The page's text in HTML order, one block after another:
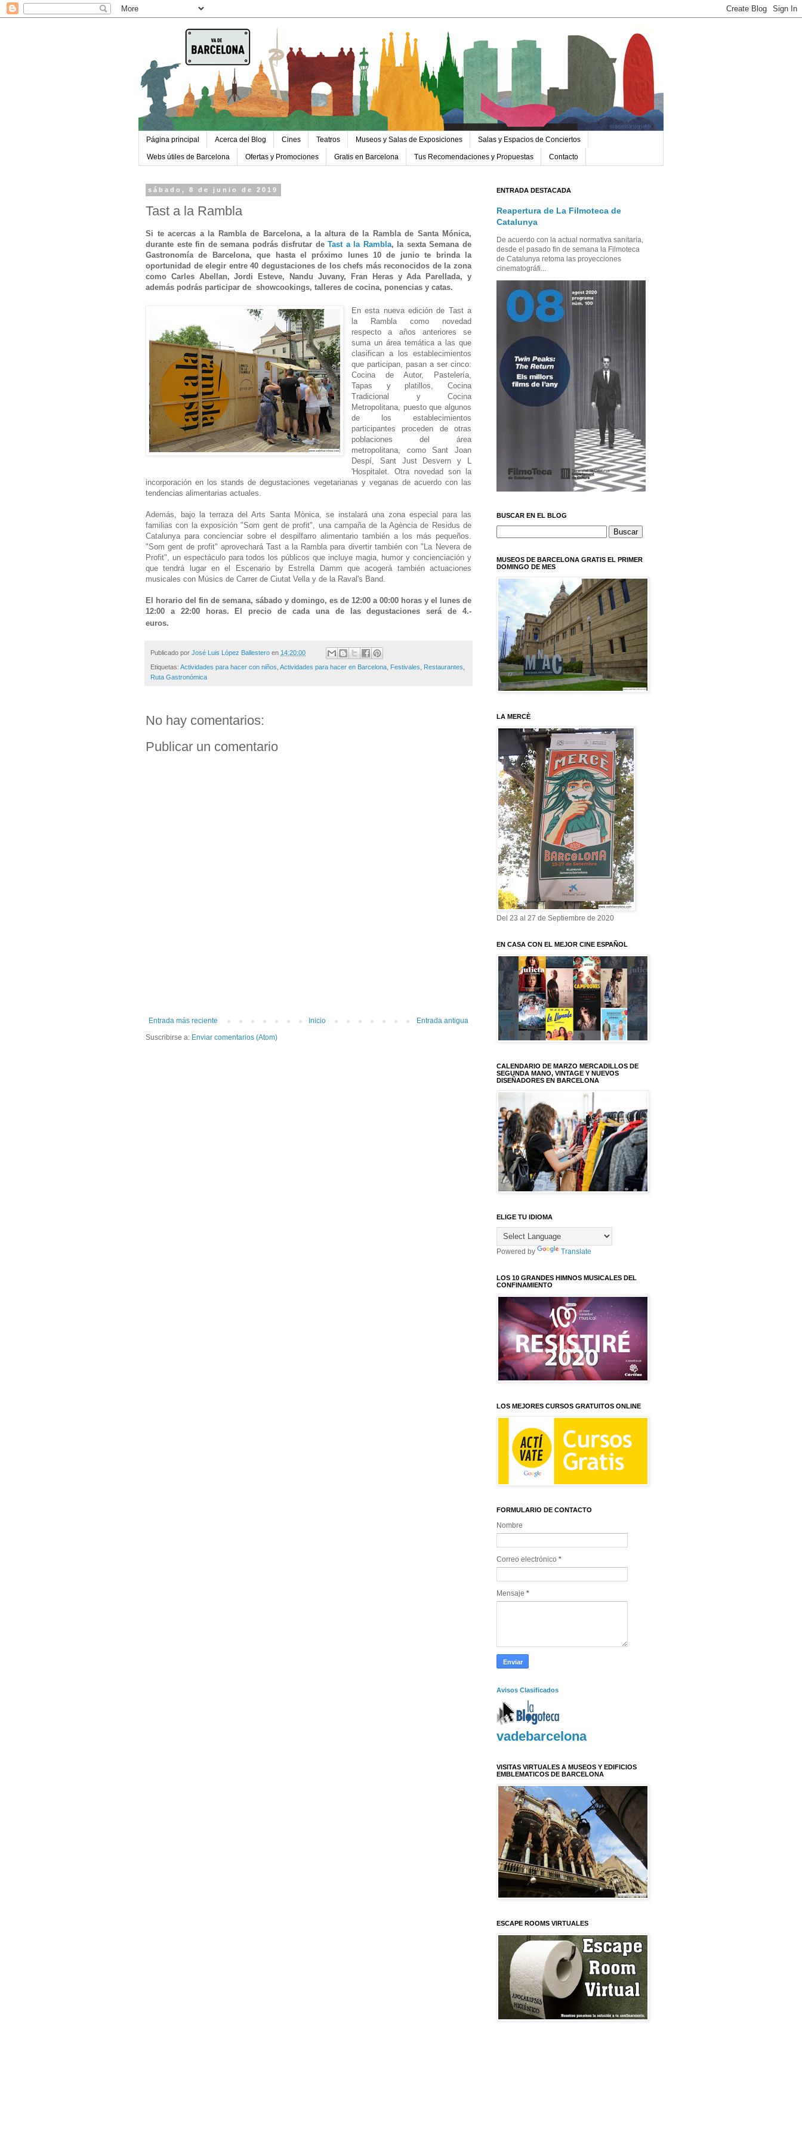
Página principal Acerca del Blog Cines Teatros Museos y Salas de Exposiciones Salas y Espacios de Conciertos
Webs útiles de Barcelona Ofertas y Promociones Gratis en Barcelona Tus Recomendaciones y Propuestas Contacto
sábado, 8 de junio de 2019
Tast a la Rambla
Si te acercas a la Rambla de Barcelona, a la altura de la Rambla de Santa Mónica,
durante este fin de semana podrás disfrutar deTast a la Rambla, la sexta Semana de
Gastronomía de Barcelona, que hasta el próximo lunes 10 de junio te brinda la
oportunidad de elegir entre 40 degustaciones de los chefs más reconocidos de la zona
como Carles Abellan, Jordi Esteve, Nandu Juvany, Fran Heras y Ada Parellada, y
además podrás participar de showcookings, talleres de cocina, ponencias y catas.
En esta nueva edición de Tast a
la Rambla como novedad
respecto a años anteriores se
suma un área temática a las que
clasifican a los establecimientos
que participan, pasan a ser cinco:
Cocina de Autor, Pastelería,
Tapas y platillos, Cocina
Tradicional y Cocina
Metropolitana, puesto que algunos
de los establecimientos
participantes proceden de otras
poblaciones del área
metropolitana, como Sant Joan
Despí, Sant Just Desvern y L
'Hospitalet. Otra novedad son la
incorporación en los stands de degustaciones vegetarianas y veganas de acuerdo con las
tendencias alimentarias actuales.
Además, bajo la terraza del Arts Santa Mònica, se instalará una zona especial para las
familias con la exposición "Som gent de profit", una campaña de la Agència de Residus de
Catalunya para concienciar sobre el despilfarro alimentario también a los más pequeños.
"Som gent de profit" aprovechará Tast a la Rambla para divertir también con "La Nevera de
Profit", un espectáculo para todos los públicos que incluye magia, humor y concienciación y
que tendrá lugar en el Escenario by Estrella Damm que acogerá también actuaciones
musicales con Músics de Carrer de Ciutat Vella y de la Raval's Band.
El horario del fin de semana, sábado y domingo, es de 12:00 a 00:00 horas y el lunes de
12:00 a 22:00 horas. El precio de cada una de las degustaciones será de 4.-
euros.
Publicado por José Luis López Ballestero en 14:20:00
Etiquetas: Actividades para hacer con niños Actividades para hacer en Barcelona Festivales Restaurantes
Ruta Gastronómica
No hay comentarios:
Publicar un comentario
Entrada más reciente Entrada antigua
Inicio
Suscribirse a: Enviar comentarios (Atom)
ENTRADA DESTACADA
Reapertura de La Filmoteca de
Catalunya
De acuerdo con la actual normativa sanitaria,
desde el pasado fin de semana la Filmoteca
de Catalunya retoma las proyecciones
cinematográfi...
BUSCAR EN EL BLOG
MUSEOS DE BARCELONA GRATIS EL PRIMER
DOMINGO DE MES
LA MERCÈ
Del 23 al 27 de Septiembre de 2020
EN CASA CON EL MEJOR CINE ESPAÑOL
CALENDARIO DE MARZO MERCADILLOS DE
SEGUNDA MANO, VINTAGE Y NUEVOS
DISEÑADORES EN BARCELONA
ELIGE TU IDIOMA
Powered by Translate
LOS 10 GRANDES HIMNOS MUSICALES DEL
CONFINAMIENTO
LOS MEJORES CURSOS GRATUITOS ONLINE
FORMULARIO DE CONTACTO
Nombre
Correo electrónico *
Mensaje *
Avisos Clasificados
vadebarcelona
VISITAS VIRTUALES A MUSEOS Y EDIFICIOS
EMBLEMATICOS DE BARCELONA
ESCAPE ROOMS VIRTUALES